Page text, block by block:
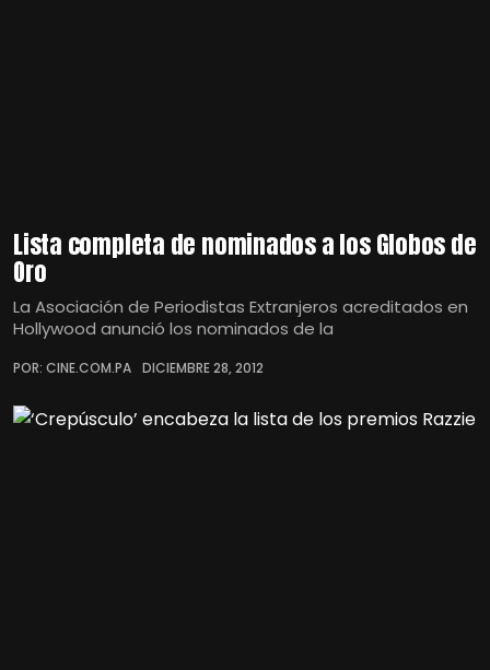
Lista completa de nominados a los Globos de
Oro
La Asociación de Periodistas Extranjeros acreditados en
Hollywood anunció los nominados de la
POR: CINE.COM.PA DICIEMBRE 28, 2012